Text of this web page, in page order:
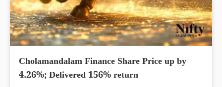
Cholamandalam Finance Share Price up by
4.26%; Delivered 156% return